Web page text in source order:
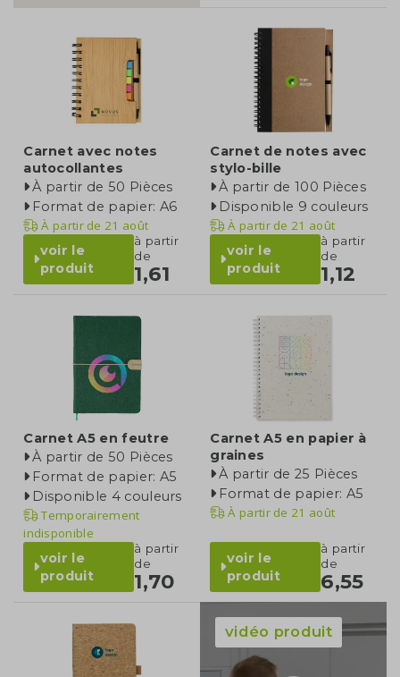
Carnet avec notes
autocollantes
À partir de 50 Pièces
Format de papier: A6
À partir de 21 août
voir le
produit
à partir
de
1,61
Carnet de notes avec
stylo-bille
À partir de 100 Pièces
Disponible 9 couleurs
À partir de 21 août
voir le
produit
à partir
de
1,12
Carnet A5 en feutre
À partir de 50 Pièces
Format de papier: A5
Disponible 4 couleurs
Temporairement
indisponible
voir le
produit
à partir
de
1,70
Carnet A5 en papier à
graines
À partir de 25 Pièces
Format de papier: A5
À partir de 21 août
voir le
produit
à partir
de
6,55
vidéo produit